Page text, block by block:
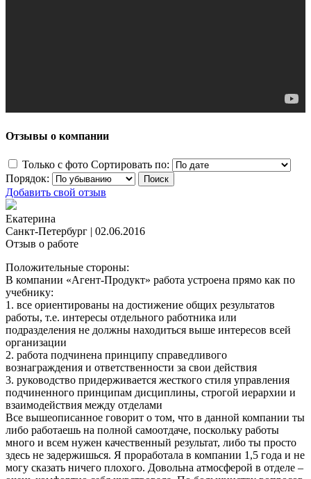
Отзывы о компании
Только с фото Сортировать по:
Порядок:
Добавить свой отзыв
Екатерина
Санкт-Петербург | 02.06.2016
Отзыв о работе
Положительные стороны:
В компании «Агент-Продукт» работа устроена прямо как по
учебнику:
1. все ориентированы на достижение общих результатов
работы, т.е. интересы отдельного работника или
подразделения не должны находиться выше интересов всей
организации
2. работа подчинена принципу справедливого
вознаграждения и ответственности за свои действия
3. руководство придерживается жесткого стиля управления
подчиненного принципам дисциплины, строгой иерархии и
взаимодействия между отделами
Все вышеописанное говорит о том, что в данной компании ты
либо работаешь на полной самоотдаче, поскольку работы
много и всем нужен качественный результат, либо ты просто
здесь не задержишься. Я проработала в компании 1,5 года и не
могу сказать ничего плохого. Довольна атмосферой в отделе –